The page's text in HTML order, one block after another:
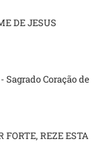
DE JESUS
Sagrado Coração de
FORTE, REZE ESTA